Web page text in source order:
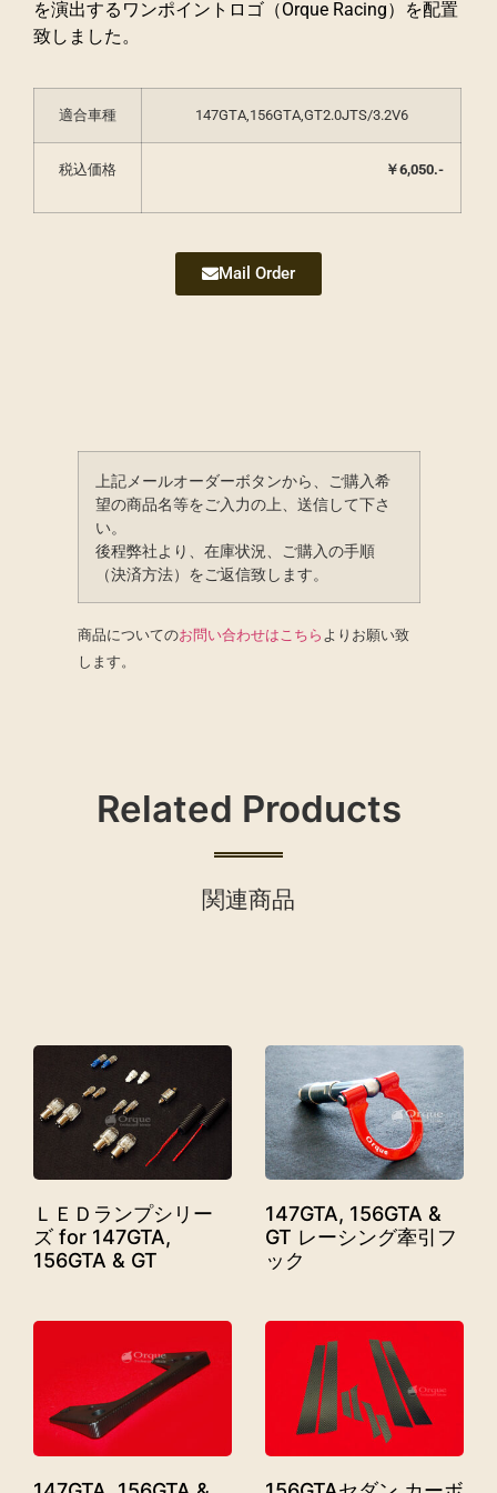
を演出するワンポイントロゴ（Orque Racing）を配置
致しました。
適合車種 147GTA,156GTA,GT2.0JTS/3.2V6
税込価格 ￥6,050.-
Mail Order
上記メールオーダーボタンから、ご購入希
望の商品名等をご入力の上、送信して下さ
い。
後程弊社より、在庫状況、ご購入の手順
（決済方法）をご返信致します。
商品についてのお問い合わせはこちら よりお願い致
します。
Related Products
関連商品
ＬＥＤランプシリー
ズ for 147GTA,
156GTA & GT
147GTA, 156GTA &
GT レーシング牽引フ
ック